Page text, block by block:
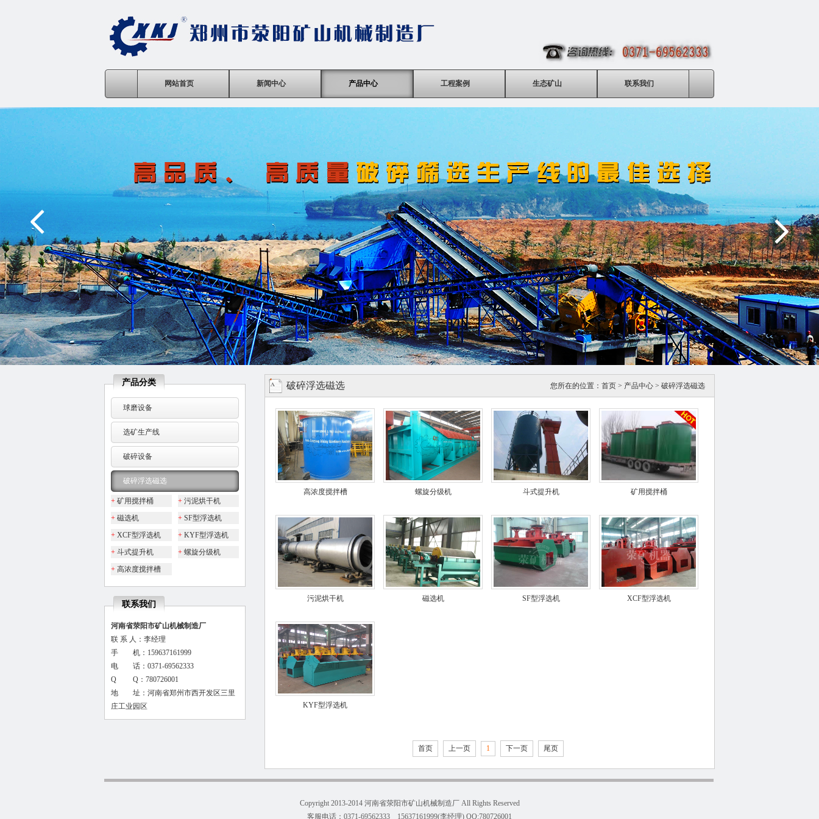
网站首页 新闻中心 产品中心 工程案例 生态矿山 联系我们
产品分类
球磨设备
选矿生产线
破碎设备
破碎浮选磁选
+ 矿用搅拌桶 + 污泥烘干机
+ 磁选机 + SF型浮选机
+ XCF型浮选机 + KYF型浮选机
+ 斗式提升机 + 螺旋分级机
+ 高浓度搅拌槽
联系我们
河南省荥阳市矿山机械制造厂
联 系 人：李经理
手 机：159637161999
电 话：0371-69562333
Q Q：780726001
地 址：河南省郑州市西开发区三里
庄工业园区
破碎浮选磁选 您所在的位置： 首页 > 产品中心 > 破碎浮选磁选
高浓度搅拌槽 螺旋分级机 斗式提升机 矿用搅拌桶
污泥烘干机 磁选机 SF型浮选机 XCF型浮选机
KYF型浮选机
首页 上一页 1 下一页 尾页
Copyright 2013-2014 河南省荥阳市矿山机械制造厂 All Rights Reserved
客服电话：0371-69562333 15637161999(李经理) QQ:780726001